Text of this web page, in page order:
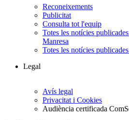
Reconeixements
Publicitat
Consulta tot l'equip
Totes les notícies
Manresa
Totes les notícies
Legal
Avís legal
Privacitat i Cookies
Audiència certificada